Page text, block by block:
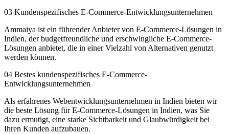
03 Kundenspezifisches E-Commerce-Entwicklungsunternehmen
Ammaiya ist ein führender Anbieter von E-Commerce-Lösungen in
Indien, der budgetfreundliche und erschwingliche E-Commerce-
Lösungen anbietet, die in einer Vielzahl von Alternativen genutzt
werden können.
04 Bestes kundenspezifisches E-Commerce-
Entwicklungsunternehmen
Als erfahrenes Webentwicklungsunternehmen in Indien bieten wir
die beste Lösung für E-Commerce-Lösungen in Indien, was Sie
dazu ermutigt, eine starke Sichtbarkeit und Glaubwürdigkeit bei
Ihren Kunden aufzubauen.